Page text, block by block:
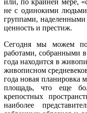
не с одинокими
группами,
ценность и престиж.
Сегодня мы можем
работами, собранными
года находится в
живописном
года новая планировка
площадь, что еще
крепостных
наиболее